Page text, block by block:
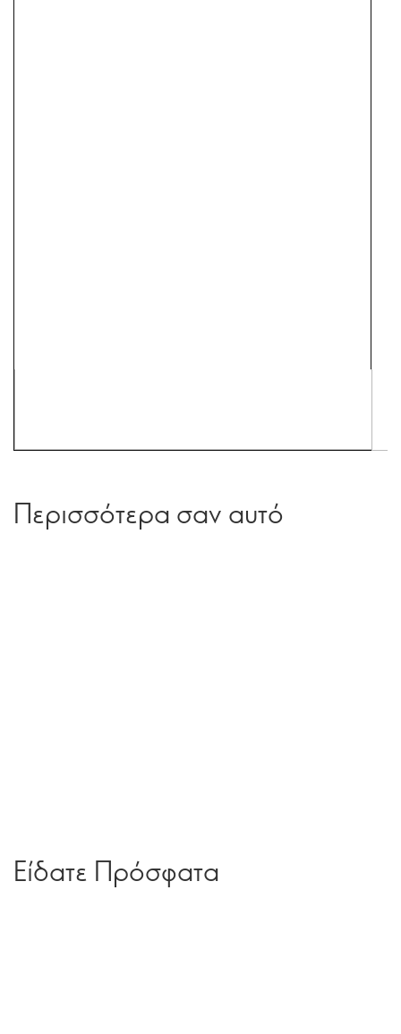
Περισσότερα σαν αυτό
Είδατε Πρόσφατα